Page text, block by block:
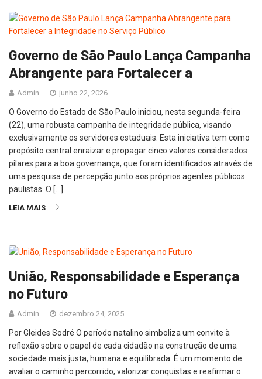
Governo de São Paulo Lança Campanha
Abrangente para Fortalecer a
Admin junho 22, 2026
O Governo do Estado de São Paulo iniciou, nesta segunda-feira
(22), uma robusta campanha de integridade pública, visando
exclusivamente os servidores estaduais. Esta iniciativa tem como
propósito central enraizar e propagar cinco valores considerados
pilares para a boa governança, que foram identificados através de
uma pesquisa de percepção junto aos próprios agentes públicos
paulistas. O […]
LEIA MAIS
União, Responsabilidade e Esperança
no Futuro
Admin dezembro 24, 2025
Por Gleides Sodré O período natalino simboliza um convite à
reflexão sobre o papel de cada cidadão na construção de uma
sociedade mais justa, humana e equilibrada. É um momento de
avaliar o caminho percorrido, valorizar conquistas e reafirmar o